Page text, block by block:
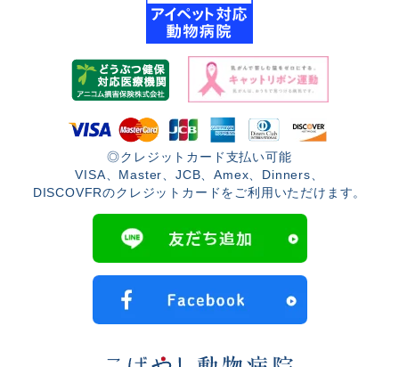
◎クレジットカード支払い可能
VISA、Master、JCB、Amex、Dinners、
DISCOVFRのクレジットカードをご利用いただけます。